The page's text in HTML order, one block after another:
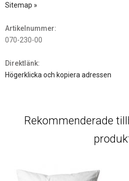
Sitemap »
Artikelnummer:
070-230-00
Direktlänk:
Högerklicka och kopiera adressen
Rekommenderade